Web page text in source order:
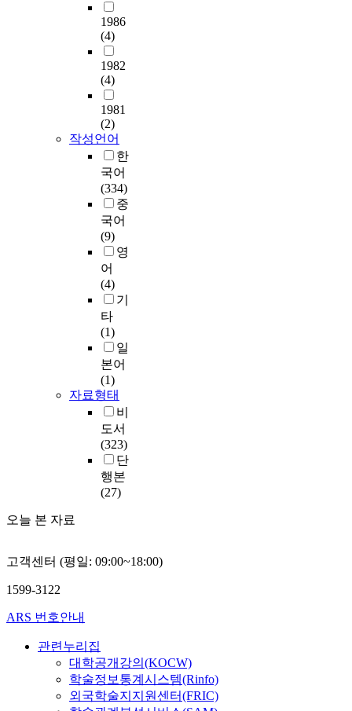
1986
(4)
1982
(4)
1981
(2)
작성언어
한
국어
(334)
중
국어
(9)
영
어
(4)
기
타
(1)
일
본어
(1)
자료형태
비
도서
(323)
단
행본
(27)
오늘 본 자료
고객센터 (평일: 09:00~18:00)
1599-3122
ARS 번호안내
관련누리집
대학공개강의(KOCW)
학술정보통계시스템(Rinfo)
외국학술지지원센터(FRIC)